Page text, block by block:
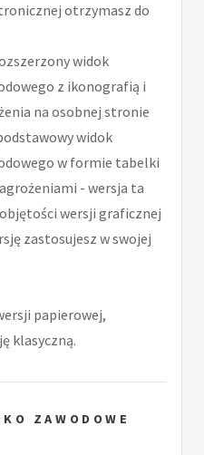
otrzymasz do
widok
z ikonografią i
na osobnej stronie
widok
w formie tabelki
- wersja ta
objętości wersji graficznej
zastosujesz w swojej
papierowej,
klasyczną.
ZAWODOWE